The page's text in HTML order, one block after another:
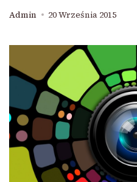
Admin 20 Września 2015